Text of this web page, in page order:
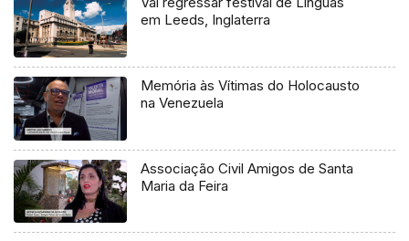
em Leeds, Inglaterra
Memória às Vítimas do Holocausto
na Venezuela
Associação Civil Amigos de Santa
Maria da Feira